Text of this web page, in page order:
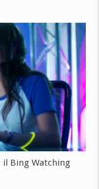
il Bing Watching